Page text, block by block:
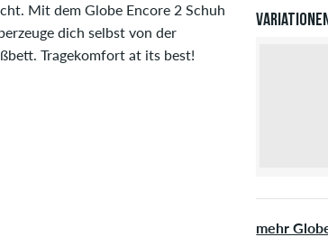
Mit dem Globe Encore 2 Schuh
dich selbst von der
Tragekomfort at its best!
mehr